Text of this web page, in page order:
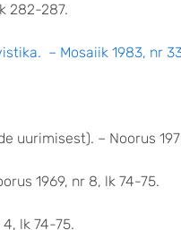
282-287.
– Mosaiik 1983, nr
– Noorus
1969, nr 8, lk 74-75.
lk 74-75.